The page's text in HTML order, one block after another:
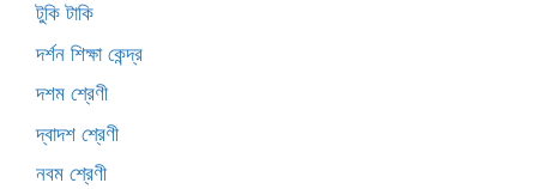
টুকি টাকি
দর্শন শিক্ষা কেন্দ্র
দশম শ্রেণী
দ্বাদশ শ্রেণী
নবম শ্রেণী